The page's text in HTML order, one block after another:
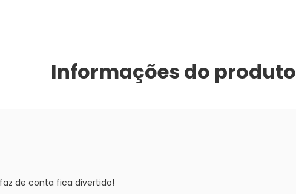
Informações do produto
de conta fica divertido!